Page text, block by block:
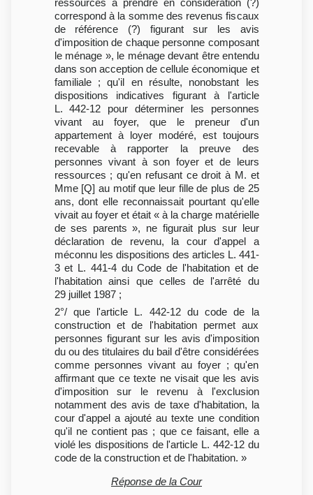
ressources à prendre en considération (?)
correspond à la somme des revenus fiscaux
de référence (?) figurant sur les avis
d'imposition de chaque personne composant
le ménage », le ménage devant être entendu
dans son acception de cellule économique et
familiale ; qu'il en résulte, nonobstant les
dispositions indicatives figurant à l'article
L. 442-12 pour déterminer les personnes
vivant au foyer, que le preneur d'un
appartement à loyer modéré, est toujours
recevable à rapporter la preuve des
personnes vivant à son foyer et de leurs
ressources ; qu'en refusant ce droit à M. et
Mme [Q] au motif que leur fille de plus de 25
ans, dont elle reconnaissait pourtant qu'elle
vivait au foyer et était « à la charge matérielle
de ses parents », ne figurait plus sur leur
déclaration de revenu, la cour d'appel a
méconnu les dispositions des articles L. 441-
3 et L. 441-4 du Code de l'habitation et de
l'habitation ainsi que celles de l'arrêté du
29 juillet 1987 ;
2°/ que l'article L. 442-12 du code de la
construction et de l'habitation permet aux
personnes figurant sur les avis d'imposition
du ou des titulaires du bail d'être considérées
comme personnes vivant au foyer ; qu'en
affirmant que ce texte ne visait que les avis
d'imposition sur le revenu à l'exclusion
notamment des avis de taxe d'habitation, la
cour d'appel a ajouté au texte une condition
qu'il ne contient pas ; que ce faisant, elle a
violé les dispositions de l'article L. 442-12 du
code de la construction et de l'habitation. »
Réponse de la Cour